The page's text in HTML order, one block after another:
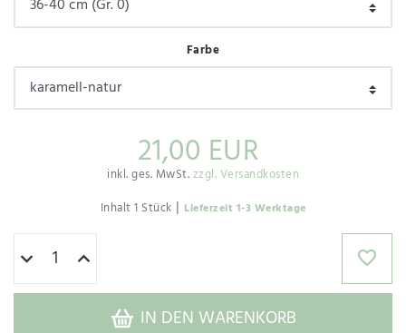
Farbe
21,00 EUR
inkl. ges. MwSt.zzgl. Versandkosten
Inhalt1 Stück | Lieferzeit 1-3 Werktage
IN DEN WARENKORB